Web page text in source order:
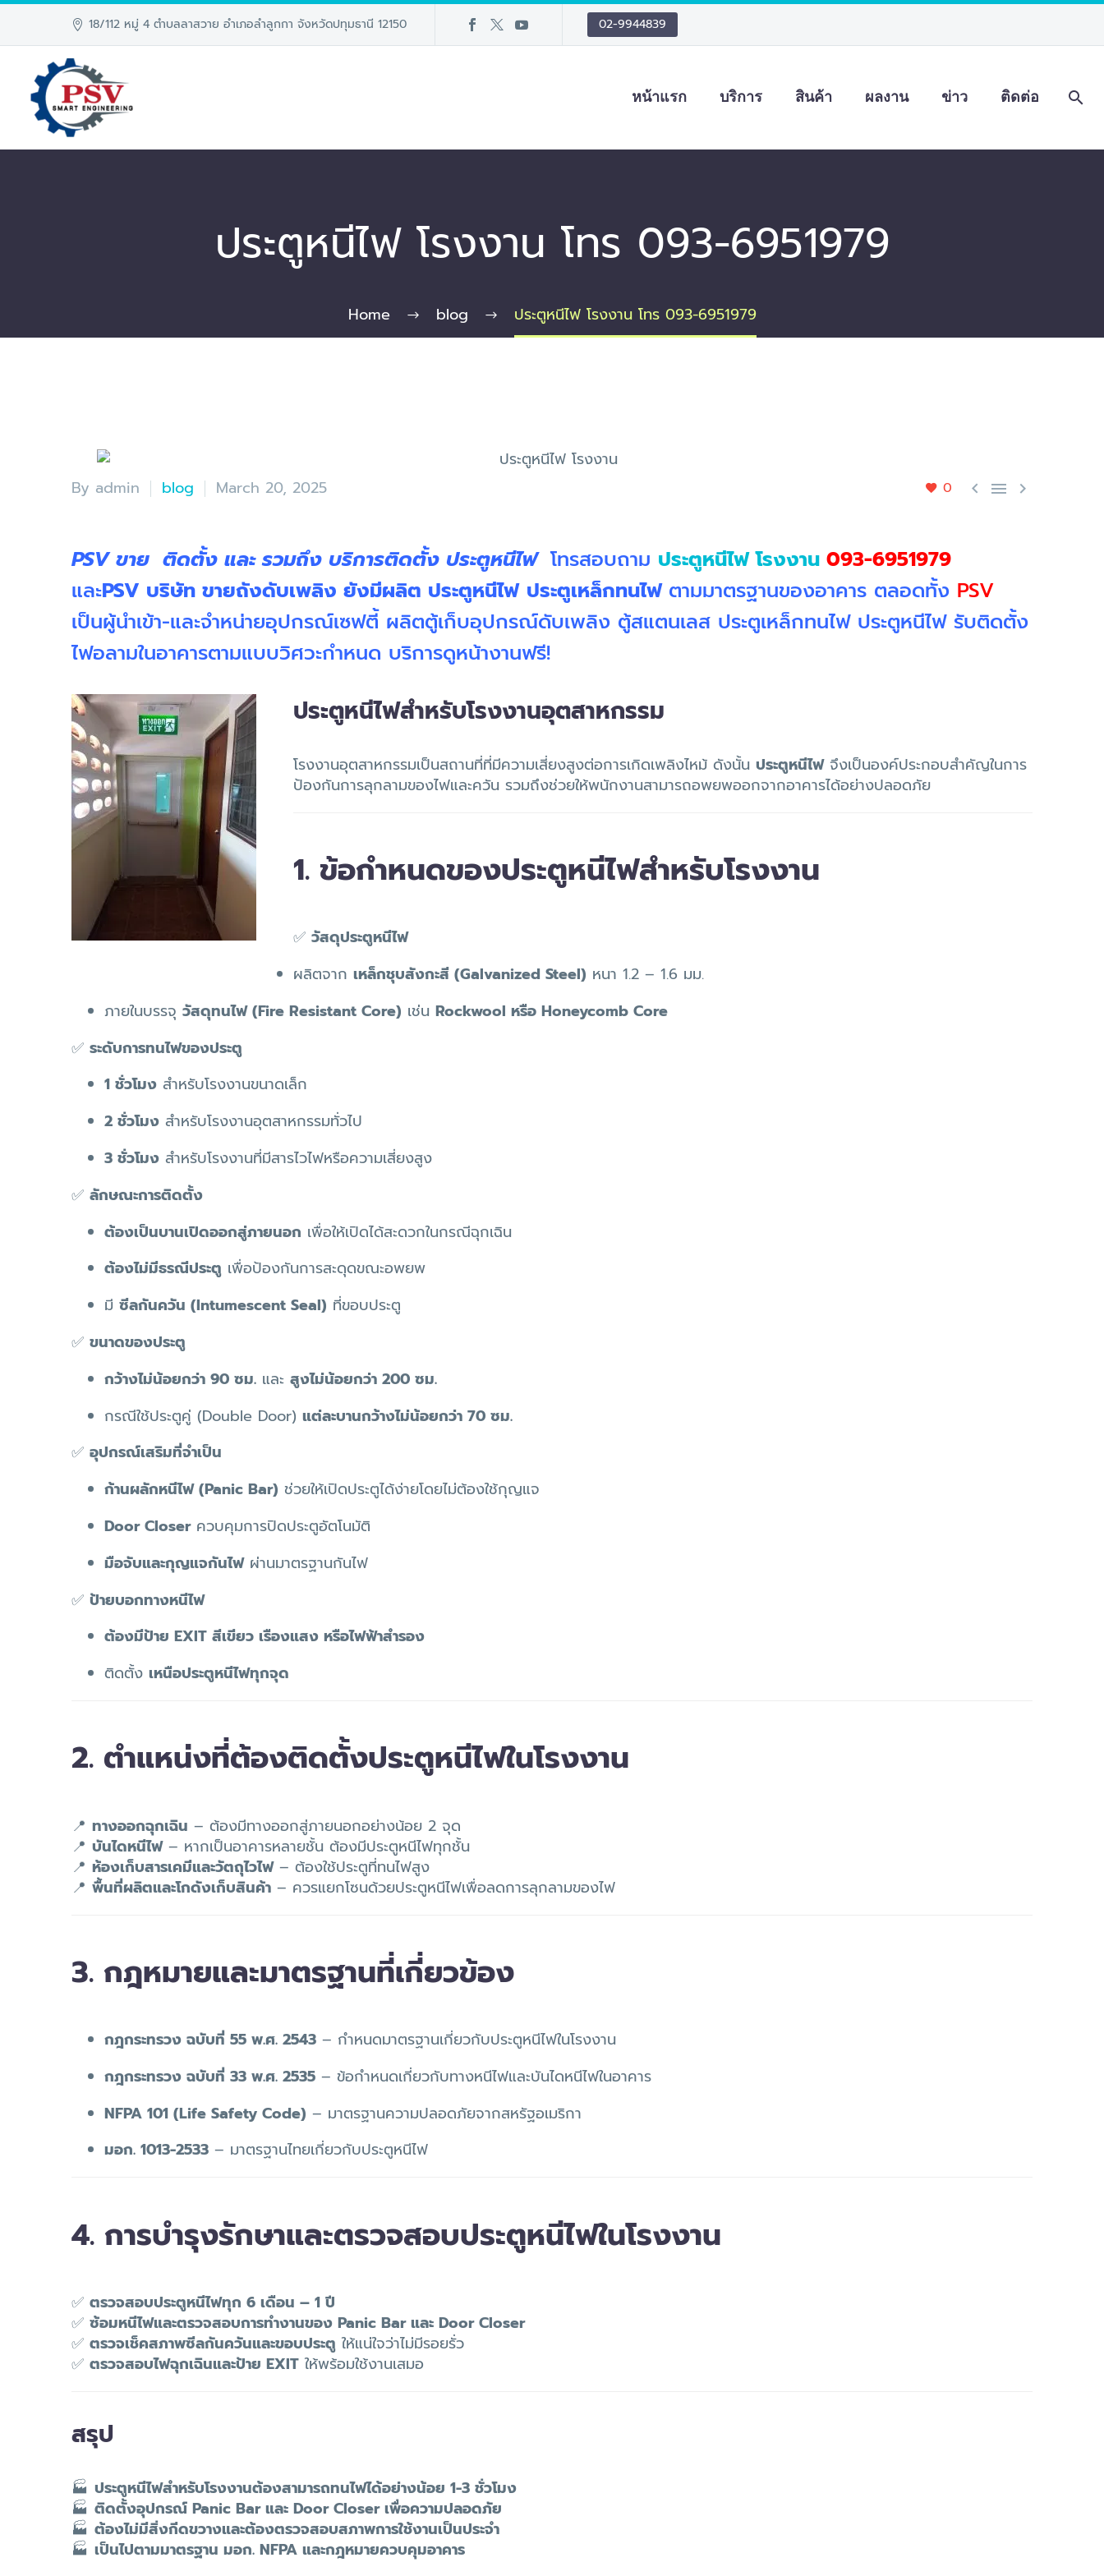
18/112 หมู่ 4 ตำบลลาสวาย อำเภอลำลูกกา จังหวัดปทุมธานี 12150 02-9944839
หน้าแรก บริการ สินค้า ผลงาน ข่าว ติดต่อ
ประตูหนีไฟ โรงงาน โทร 093-6951979
Home blog ประตูหนีไฟ โรงงาน โทร 093-6951979
0   
By admin blog March 20, 2025
PSV ขาย ติดตั้ง และ รวมถึง บริการติดตั้ง ประตูหนีไฟโทรสอบถาม ประตูหนีไฟ โรงงาน 093-6951979
และPSV บริษัท ขายถังดับเพลิง ยังมีผลิต ประตูหนีไฟ ประตูเหล็กทนไฟ ตามมาตรฐานของอาคาร ตลอดทั้ง PSV
เป็นผู้นำเข้า-และจำหน่ายอุปกรณ์เซฟตี้ ผลิตตู้เก็บอุปกรณ์ดับเพลิง ตู้สแตนเลส ประตูเหล็กทนไฟ ประตูหนีไฟ รับติดตั้ง
ไฟอลามในอาคารตามแบบวิศวะกำหนด บริการดูหน้างานฟรี!
ประตูหนีไฟสำหรับโรงงานอุตสาหกรรม
โรงงานอุตสาหกรรมเป็นสถานที่ที่มีความเสี่ยงสูงต่อการเกิดเพลิงไหม้ ดังนั้น ประตูหนีไฟจึงเป็นองค์ประกอบสำคัญในการ
ป้องกันการลุกลามของไฟและควัน รวมถึงช่วยให้พนักงานสามารถอพยพออกจากอาคารได้อย่างปลอดภัย
1. ข้อกำหนดของประตูหนีไฟสำหรับโรงงาน
✅ วัสดุประตูหนีไฟ
ผลิตจาก เหล็กชุบสังกะสี (Galvanized Steel) หนา 1.2 – 1.6 มม.
ภายในบรรจุ วัสดุทนไฟ (Fire Resistant Core) เช่น Rockwool หรือ Honeycomb Core
✅ ระดับการทนไฟของประตู
1 ชั่วโมง สำหรับโรงงานขนาดเล็ก
2 ชั่วโมง สำหรับโรงงานอุตสาหกรรมทั่วไป
3 ชั่วโมง สำหรับโรงงานที่มีสารไวไฟหรือความเสี่ยงสูง
✅ ลักษณะการติดตั้ง
ต้องเป็นบานเปิดออกสู่ภายนอก เพื่อให้เปิดได้สะดวกในกรณีฉุกเฉิน
ต้องไม่มีธรณีประตู เพื่อป้องกันการสะดุดขณะอพยพ
มี ซีลกันควัน (Intumescent Seal) ที่ขอบประตู
✅ ขนาดของประตู
กว้างไม่น้อยกว่า 90 ซม. และ สูงไม่น้อยกว่า 200 ซม.
กรณีใช้ประตูคู่ (Double Door) แต่ละบานกว้างไม่น้อยกว่า 70 ซม.
✅ อุปกรณ์เสริมที่จำเป็น
ก้านผลักหนีไฟ (Panic Bar) ช่วยให้เปิดประตูได้ง่ายโดยไม่ต้องใช้กุญแจ
Door Closerควบคุมการปิดประตูอัตโนมัติ
มือจับและกุญแจกันไฟผ่านมาตรฐานกันไฟ
✅ ป้ายบอกทางหนีไฟ
ต้องมีป้าย EXIT สีเขียว เรืองแสง หรือไฟฟ้าสำรอง
ติดตั้ง เหนือประตูหนีไฟทุกจุด
2. ตำแหน่งที่ต้องติดตั้งประตูหนีไฟในโรงงาน
📍 ทางออกฉุกเฉิน – ต้องมีทางออกสู่ภายนอกอย่างน้อย 2 จุด
📍 บันไดหนีไฟ– หากเป็นอาคารหลายชั้น ต้องมีประตูหนีไฟทุกชั้น
📍 ห้องเก็บสารเคมีและวัตถุไวไฟ– ต้องใช้ประตูที่ทนไฟสูง
📍 พื้นที่ผลิตและโกดังเก็บสินค้า – ควรแยกโซนด้วยประตูหนีไฟเพื่อลดการลุกลามของไฟ
3. กฎหมายและมาตรฐานที่เกี่ยวข้อง
กฎกระทรวง ฉบับที่ 55 พ.ศ. 2543 – กำหนดมาตรฐานเกี่ยวกับประตูหนีไฟในโรงงาน
กฎกระทรวง ฉบับที่ 33 พ.ศ. 2535 – ข้อกำหนดเกี่ยวกับทางหนีไฟและบันไดหนีไฟในอาคาร
NFPA 101 (Life Safety Code) – มาตรฐานความปลอดภัยจากสหรัฐอเมริกา
มอก. 1013-2533 – มาตรฐานไทยเกี่ยวกับประตูหนีไฟ
4. การบำรุงรักษาและตรวจสอบประตูหนีไฟในโรงงาน
✅ ตรวจสอบประตูหนีไฟทุก 6 เดือน – 1 ปี
✅ ซ้อมหนีไฟและตรวจสอบการทำงานของ Panic Bar และ Door Closer
✅ ตรวจเช็คสภาพซีลกันควันและขอบประตู ให้แน่ใจว่าไม่มีรอยรั่ว
✅ ตรวจสอบไฟฉุกเฉินและป้าย EXIT ให้พร้อมใช้งานเสมอ
สรุป
🏭 ประตูหนีไฟสำหรับโรงงานต้องสามารถทนไฟได้อย่างน้อย 1-3 ชั่วโมง
🏭 ติดตั้งอุปกรณ์ Panic Bar และ Door Closer เพื่อความปลอดภัย
🏭 ต้องไม่มีสิ่งกีดขวางและต้องตรวจสอบสภาพการใช้งานเป็นประจำ
🏭 เป็นไปตามมาตรฐาน มอก. NFPA และกฎหมายควบคุมอาคาร